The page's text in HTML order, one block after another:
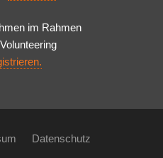
im Rahmen
Datenschutz